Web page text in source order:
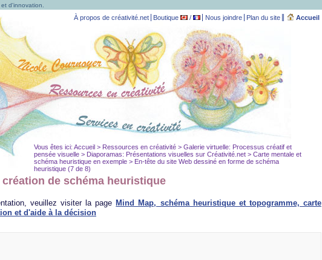
d'innovation.
À propos de créativité.net Boutique / Nous joindre Plan du site Accueil
Vous êtes ici: Accueil > Ressources en créativité > Galerie virtuelle: Processus créatif et
pensée visuelle > Diaporamas: Présentations visuelles sur Créativité.net > Carte mentale et
schéma heuristique en exemple > En-tête du site Web dessiné en forme de schéma
heuristique (7 de 8)
de schéma heuristique
veuillez visiter la page Mind Map, schéma heuristique et topogramme, carte
et d'aide à la décision